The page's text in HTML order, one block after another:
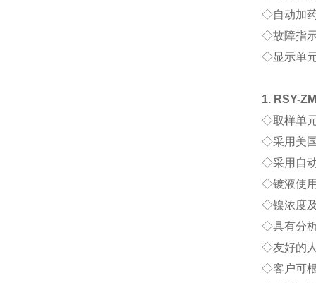
◇自动加
◇故障指
◇显示单
1. RSY-
◇取样单
◇采用美
◇采用自
◇镀液使
◇镍浓度
◇具有分
◇友好的
◇客户可